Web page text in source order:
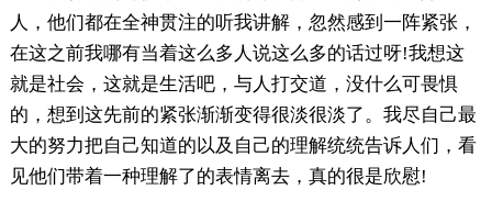
人，他们都在全神贯注的听我讲解，忽然感到一阵紧张，
在这之前我哪有当着这么多人说这么多的话过呀!我想这
就是社会，这就是生活吧，与人打交道，没什么可畏惧
的，想到这先前的紧张渐渐变得很淡很淡了。我尽自己最
大的努力把自己知道的以及自己的理解统统告诉人们，看
见他们带着一种理解了的表情离去，真的很是欣慰!